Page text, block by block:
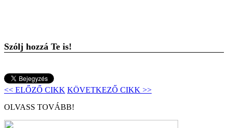
Szólj hozzá Te is!
<< ELŐZŐ CIKK KÖVETKEZŐ CIKK >>
OLVASS TOVÁBB!